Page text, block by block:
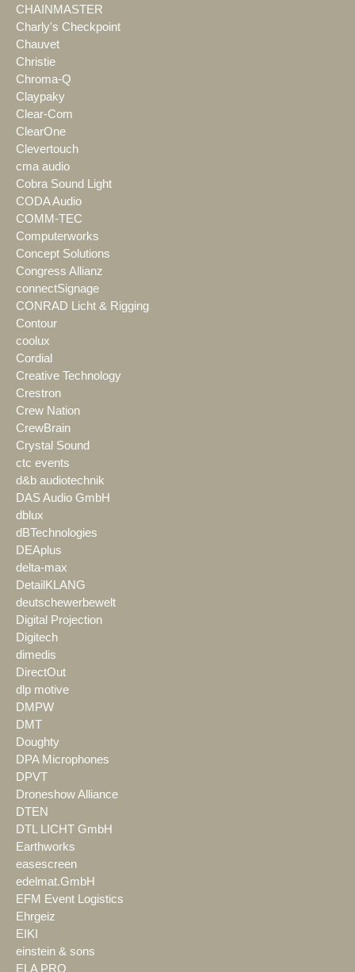
CHAINMASTER
Charly's Checkpoint
Chauvet
Christie
Chroma-Q
Claypaky
Clear-Com
ClearOne
Clevertouch
cma audio
Cobra Sound Light
CODA Audio
COMM-TEC
Computerworks
Concept Solutions
Congress Allianz
connectSignage
CONRAD Licht & Rigging
Contour
coolux
Cordial
Creative Technology
Crestron
Crew Nation
CrewBrain
Crystal Sound
ctc events
d&b audiotechnik
DAS Audio GmbH
dblux
dBTechnologies
DEAplus
delta-max
DetailKLANG
deutschewerbewelt
Digital Projection
Digitech
dimedis
DirectOut
dlp motive
DMPW
DMT
Doughty
DPA Microphones
DPVT
Droneshow Alliance
DTEN
DTL LICHT GmbH
Earthworks
easescreen
edelmat.GmbH
EFM Event Logistics
Ehrgeiz
EIKI
einstein & sons
ELA PRO